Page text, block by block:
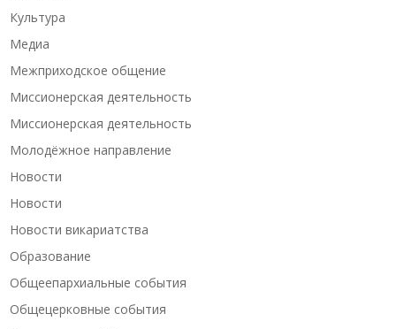
Культура
Медиа
Межприходское общение
Миссионерская деятельность
Миссионерская деятельность
Молодёжное направление
Новости
Новости
Новости викариатства
Образование
Общеепархиальные события
Общецерковные события